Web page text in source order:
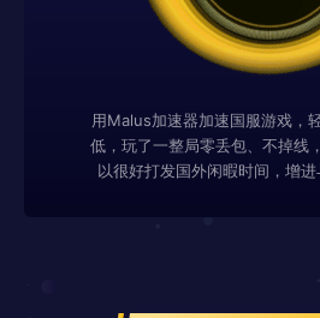
用Malus加速器加速国服游戏，
低，玩了一整局零丢包、不掉线
以很好打发国外闲暇时间，增进